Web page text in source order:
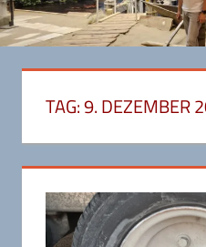
TAG:9. DEZEMBER